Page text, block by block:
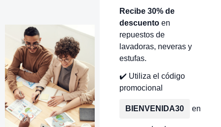
Recibe 30% de
descuentoen
repuestos de
lavadoras, neveras y
estufas.
✔️ Utiliza el código
promocional
BIENVENIDA30 en
TiendaTécnicos Autorizados
Donde encontrar modelo? Servicios de Reparación